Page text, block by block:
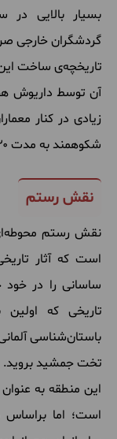
بسیار بالایی در
گردشگران خارجی
آن توسط داریوش
زیادی در کنار
شکوهمند به مدت ۱۲۰ سال با یکدیگر همکاری کردند.
نقش رستم
نقش رستم
است که آثار
ساسانی را در خود
تخت جمشید بروید.
این منطقه به
است؛ اما